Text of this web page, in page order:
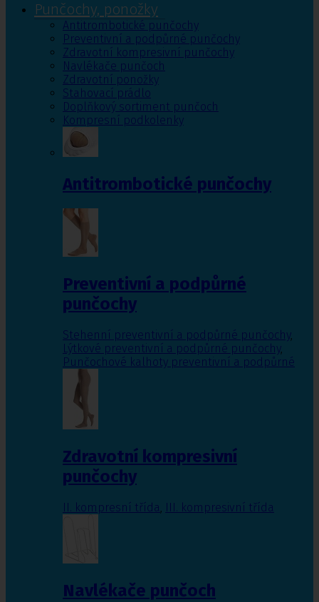
Punčochy, ponožky
Antitrombotické punčochy
Preventivní a podpůrné punčochy
Zdravotní kompresivní punčochy
Navlékače punčoch
Zdravotní ponožky
Stahovací prádlo
Doplňkový sortiment punčoch
Kompresní podkolenky
Antitrombotické punčochy
Preventivní a podpůrné
punčochy
Stehenní preventivní a podpůrné punčochy,
Lýtkové preventivní a podpůrné punčochy,
Punčochové kalhoty preventivní a podpůrné
Zdravotní kompresivní
punčochy
II. kompresní třída III. kompresivní třída
Navlékače punčoch